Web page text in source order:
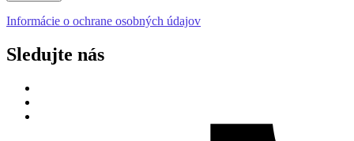
Informácie o ochrane osobných údajov
Sledujte nás